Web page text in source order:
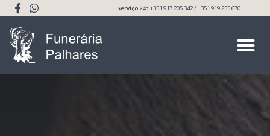
Serviço 24h+351 917 205 342 / +351 919 255 670